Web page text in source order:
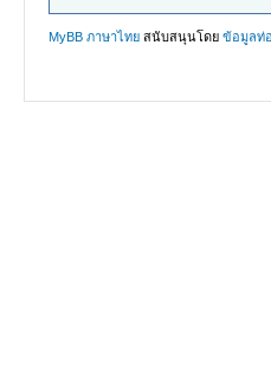
MyBB ภาษาไทย สนับสนุนโดยข้อมูลท่